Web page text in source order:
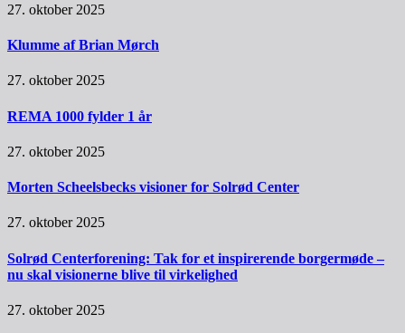
27. oktober 2025
Klumme af Brian Mørch
27. oktober 2025
REMA 1000 fylder 1 år
27. oktober 2025
Morten Scheelsbecks visioner for Solrød Center
27. oktober 2025
Solrød Centerforening: Tak for et inspirerende borgermøde –
nu skal visionerne blive til virkelighed
27. oktober 2025